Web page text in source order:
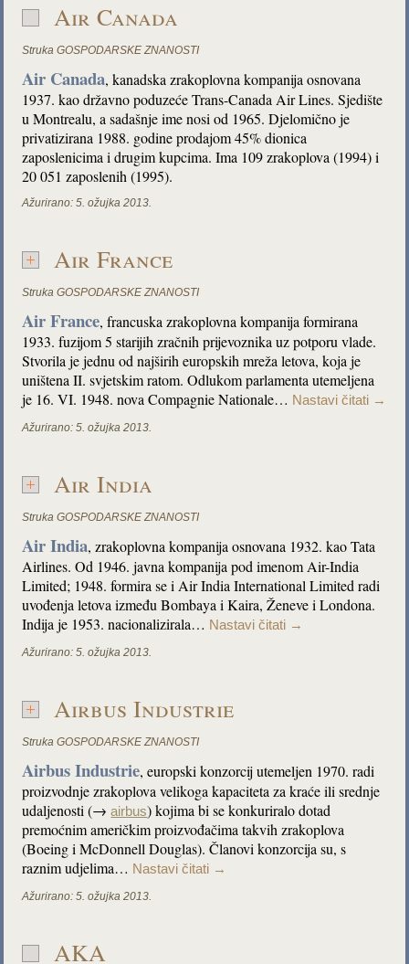
Air Canada
Struka GOSPODARSKE ZNANOSTI
Air Canada, kanadska zrakoplovna kompanija osnovana
1937. kao državno poduzeće Trans-Canada Air Lines. Sjedište
u Montrealu, a sadašnje ime nosi od 1965. Djelomično je
privatizirana 1988. godine prodajom 45% dionica
zaposlenicima i drugim kupcima. Ima 109 zrakoplova (1994) i
20 051 zaposlenih (1995).
Ažurirano: 5. ožujka 2013.
Air France
Struka GOSPODARSKE ZNANOSTI
Air France, francuska zrakoplovna kompanija formirana
1933. fuzijom 5 starijih zračnih prijevoznika uz potporu vlade.
Stvorila je jednu od najširih europskih mreža letova, koja je
uništena II. svjetskim ratom. Odlukom parlamenta utemeljena
je 16. VI. 1948. nova Compagnie Nationale… Nastavi čitati →
Ažurirano: 5. ožujka 2013.
Air India
Struka GOSPODARSKE ZNANOSTI
Air India, zrakoplovna kompanija osnovana 1932. kao Tata
Airlines. Od 1946. javna kompanija pod imenom Air-India
Limited; 1948. formira se i Air India International Limited radi
uvođenja letova između Bombaya i Kaira, Ženeve i Londona.
Indija je 1953. nacionalizirala… Nastavi čitati →
Ažurirano: 5. ožujka 2013.
Airbus Industrie
Struka GOSPODARSKE ZNANOSTI
Airbus Industrie, europski konzorcij utemeljen 1970. radi
proizvodnje zrakoplova velikoga kapaciteta za kraće ili srednje
udaljenosti (→airbus) kojima bi se konkuriralo dotad
premoćnim američkim proizvođačima takvih zrakoplova
(Boeing i McDonnell Douglas). Članovi konzorcija su, s
raznim udjelima… Nastavi čitati →
Ažurirano: 5. ožujka 2013.
AKA